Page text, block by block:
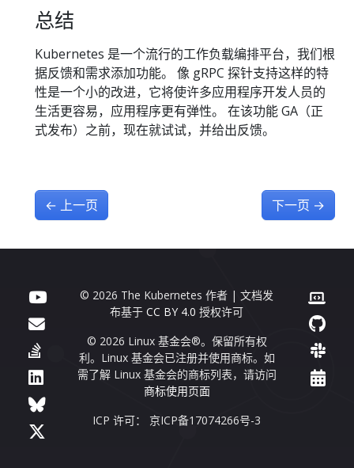
总结
Kubernetes 是一个流行的工作负载编排平台，我们根
据反馈和需求添加功能。 像 gRPC 探针支持这样的特
性是一个小的改进，它将使许多应用程序开发人员的
生活更容易，应用程序更有弹性。 在该功能 GA（正
式发布）之前，现在就试试，并给出反馈。
← 上一页 下一页 →
© 2026 The Kubernetes 作者 | 文档发
布基于CC BY 4.0 授权许可
© 2026 Linux 基金会®。保留所有权
利。Linux 基金会已注册并使用商标。如
需了解 Linux 基金会的商标列表，请访问
商标使用页面
ICP 许可： 京ICP备17074266号-3